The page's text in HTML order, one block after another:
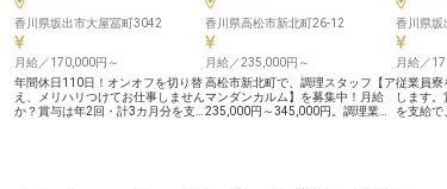
香川県坂出市大屋冨町3042
月給／170,000円～
年間休日110日！オンオフを切り替
え、メリハリつけてお仕事しません
か？賞与は年2回・計3カ月分を支
香川県高松市新北町26-12
月給／235,000円～
高松市新北町で、調理スタッフ【ア
マンダンカルム】を募集中！月給
235,000円～345,000円。調理業務
香川県坂
月給／
従業員寮
します
を支給で